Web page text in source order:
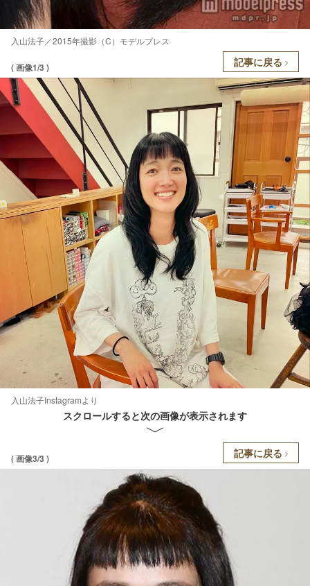
入山法子／2015年撮影（C）モデルプレス
( 画像1/3 ) 記事に戻る
入山法子Instagramより
スクロールすると次の画像が表示されます
( 画像3/3 ) 記事に戻る